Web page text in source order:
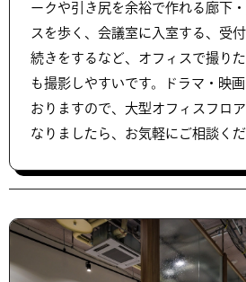
ークや引き尻を余裕で作れる廊下
スを歩く、会議室に入室する、受
続きをするなど、オフィスで撮り
も撮影しやすいです。ドラマ・映
おりますので、大型オフィスフロ
なりましたら、お気軽にご相談くだ